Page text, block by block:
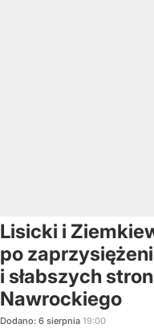
Lisicki i
po
i słabszych
Nawrockiego
Dodano: 6 sierpnia 19:00